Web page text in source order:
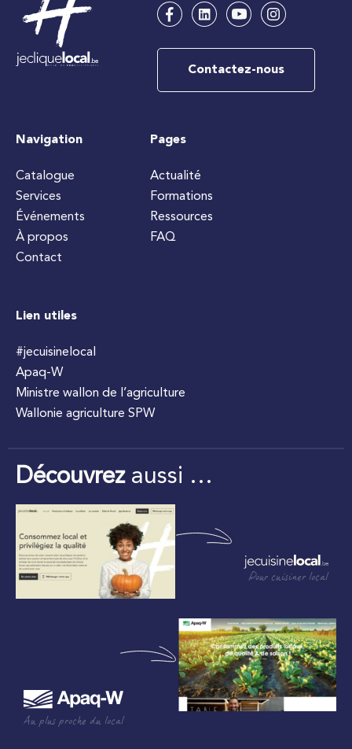
Contactez-nous
Navigation
Catalogue
Services
Événements
À propos
Contact
Pages
Actualité
Formations
Ressources
FAQ
Lien utiles
#jecuisinelocal
Apaq-W
Ministre wallon de l’agriculture
Wallonie agriculture SPW
Découvrezaussi …
Pour cuisiner local
Au plus proche du local